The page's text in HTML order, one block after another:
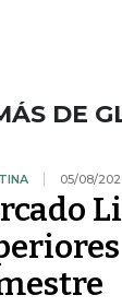
DE
05/08/